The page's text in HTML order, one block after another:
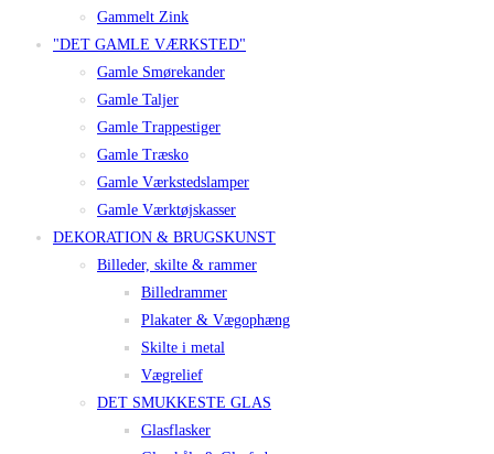
Gammelt Zink
"DET GAMLE VÆRKSTED"
Gamle Smørekander
Gamle Taljer
Gamle Trappestiger
Gamle Træsko
Gamle Værkstedslamper
Gamle Værktøjskasser
DEKORATION & BRUGSKUNST
Billeder, skilte & rammer
Billedrammer
Plakater & Vægophæng
Skilte i metal
Vægrelief
DET SMUKKESTE GLAS
Glasflasker